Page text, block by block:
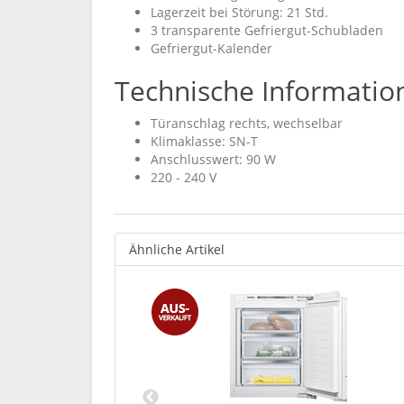
Lagerzeit bei Störung: 21 Std.
3 transparente Gefriergut-Schubladen
Gefriergut-Kalender
Technische
Türanschlag rechts, wechselbar
Klimaklasse: SN-T
Anschlusswert: 90 W
220 - 240 V
Ähnliche Artikel